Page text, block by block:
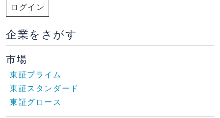
ログイン
企業をさがす
市場
東証プライム
東証スタンダード
東証グロース